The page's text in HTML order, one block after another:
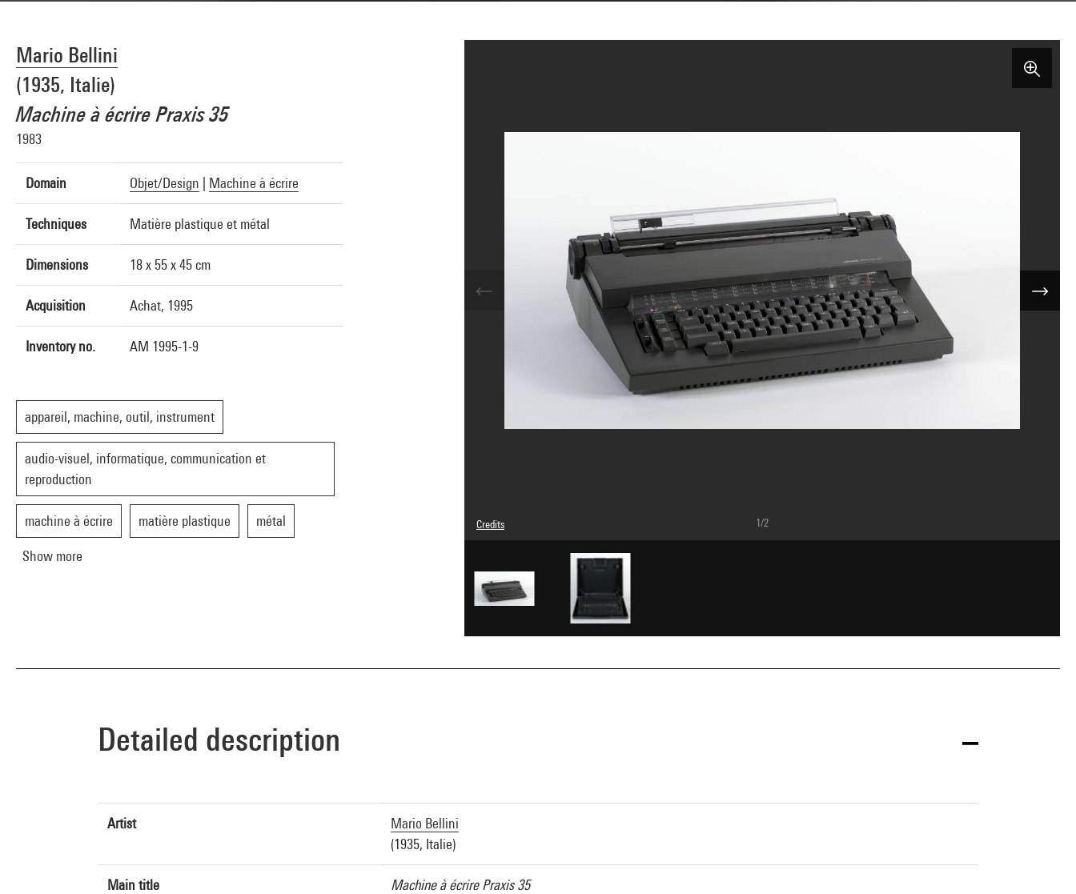
Mario Bellini
(1935, Italie)
Machine à écrire Praxis 35
1983
Domain Objet/Design Machine à écrire
Techniques Matière plastique et métal
Dimensions 18 x 55 x 45 cm
Acquisition Achat, 1995
Inventory no. AM 1995-1-9
appareil, machine, outil, instrument
audio-visuel, informatique, communication et
reproduction
machine à écrire matière plastique métal
Show more
Credits
© Mario Bellini
Photo credits : Bertrand Prévost - Centre Pompidou, MNAM-CCI
Image reference : 4N40816
1/2
Detailed description
Artist
Mario Bellini
(1935, Italie)
Main title Machine à écrire Praxis 35